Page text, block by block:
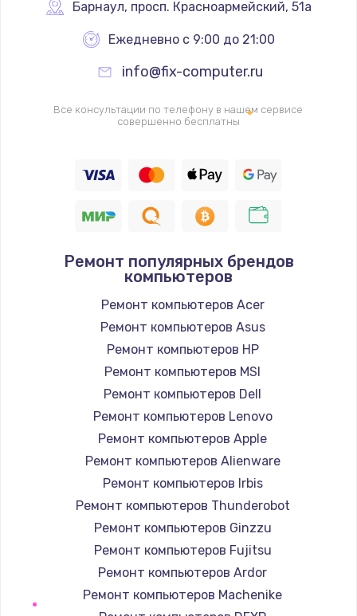
Замена термопредохранителя
Заказать
2500 руб.
1400 руб.
Заказать
Замена / ремонт электронного модуля
Заказать
Заказать
Замена платы сенсора
Заказать
Барнаул, просп. Красноармейский, 51а
Ежедневно с 9:00 до 21:00
info@fix-computer.ru
Все консультации по телефону в нашем сервисе
совершенно бесплатны
Ремонт популярных брендов
компьютеров
Ремонт компьютеров Acer
Ремонт компьютеров Asus
Ремонт компьютеров HP
Ремонт компьютеров MSI
Ремонт компьютеров Dell
Ремонт компьютеров Lenovo
Ремонт компьютеров Apple
Ремонт компьютеров Alienware
Ремонт компьютеров Irbis
Ремонт компьютеров Thunderobot
Ремонт компьютеров Ginzzu
Ремонт компьютеров Fujitsu
Ремонт компьютеров Ardor
Ремонт компьютеров Machenike